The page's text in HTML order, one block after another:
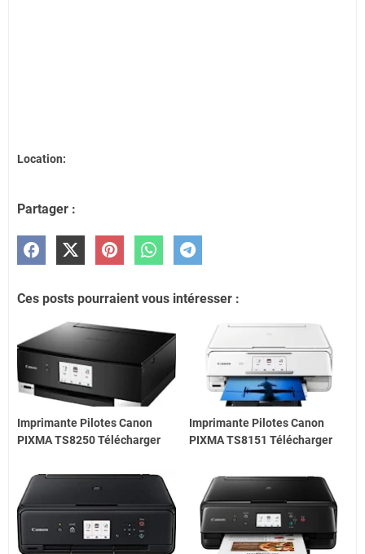
Location:
Partager :
Ces posts pourraient vous intéresser :
Imprimante Pilotes Canon
PIXMA TS8250 Télécharger
Imprimante Pilotes Canon
PIXMA TS8151 Télécharger